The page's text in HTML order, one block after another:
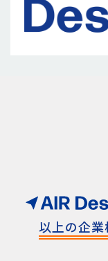
以上の企業